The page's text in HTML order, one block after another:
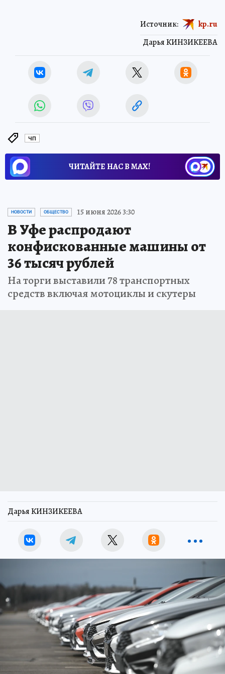
Дарья КИНЗИКЕЕВА
Источник: kp.ru
ЧП
ЧИТАЙТЕ НАС В МАХ!
НОВОСТИ ОБЩЕСТВО 15 июня 2026 3:30
В Уфе распродают
конфискованные машины от
36 тысяч рублей
На торги выставили 78 транспортных
средств включая мотоциклы и скутеры
Дарья КИНЗИКЕЕВА